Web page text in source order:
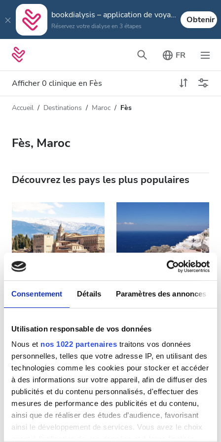
Consentement Détails Paramètres des annonces
Utilisation responsable de vos données
Nous et nos 1022 partenaires traitons vos données
personnelles, telles que votre adresse IP, en utilisant des
technologies comme les cookies pour stocker et accéder
à des informations sur votre appareil, afin de diffuser des
publicités et du contenu personnalisés, d'effectuer des
mesures de performance des publicités et du contenu,
ainsi que de réaliser des études d’audience, favorisant
ainsi le développement de services. Vous avez le choix
bookdialysis – application de voyage
Réservez votre dialyse en 3 étapes
Obtenir
FR
Afficher 0 clinique en Fès
Type de dialyse
Toutes les dialyses
Dialyse HDF
Accepte
Patients porteurs du VIH
Patients porteurs de l’hépatite B
CEAM
Équipements
Rafraîchissements
Wi-Fi gratuit
Écrans TV
Transfert gratuit
Distance
Prix
Accueil Destinations Maroc Fès
Fès, Maroc
Découvrez les pays les plus populaires
Espagne Grèce